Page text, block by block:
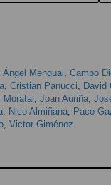
Ángel Mengual Campo
, Cristian Panucci David
Moratal Joan Auriña,
, Nico Almiñana, Paco
, Victor Giménez